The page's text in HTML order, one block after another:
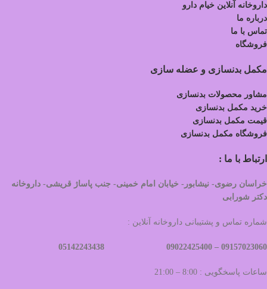
داروخانه آنلاین خیام دارو
درباره ما
تماس با ما
فروشگاه
مکمل بدنسازی و عضله سازی
مشاور محصولات بدنسازی
خرید مکمل بدنسازی
قیمت مکمل بدنسازی
فروشگاه مکمل بدنسازی
ارتباط با ما :
خراسان رضوی- نیشابور- خیابان امام خمینی- جنب پاساژ قریشی- داروخانه
دکتر شورابی
شماره تماس و پشتیبانی داروخانه آنلاین :
09157023060 –
ساعات پاسخگویی : 8:00 – 21:00